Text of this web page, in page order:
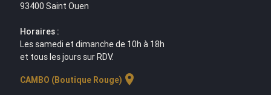
93400 Saint Ouen
Horaires :
Les samedi et dimanche de 10h à 18h
et tous les jours sur RDV.
CAMBO (Boutique Rouge) location_on